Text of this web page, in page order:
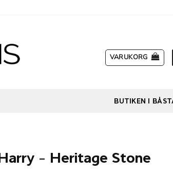
VARUKORG
BUTIKEN I
– Heritage Stone